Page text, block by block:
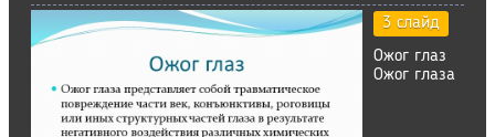
3 слайд
Ожог глаз
Ожог глаза